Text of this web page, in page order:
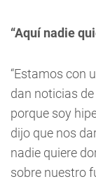
“Aquí nadie
“Estamos con
dan noticias
porque soy
dijo que nos
nadie quiere
sobre nuestro